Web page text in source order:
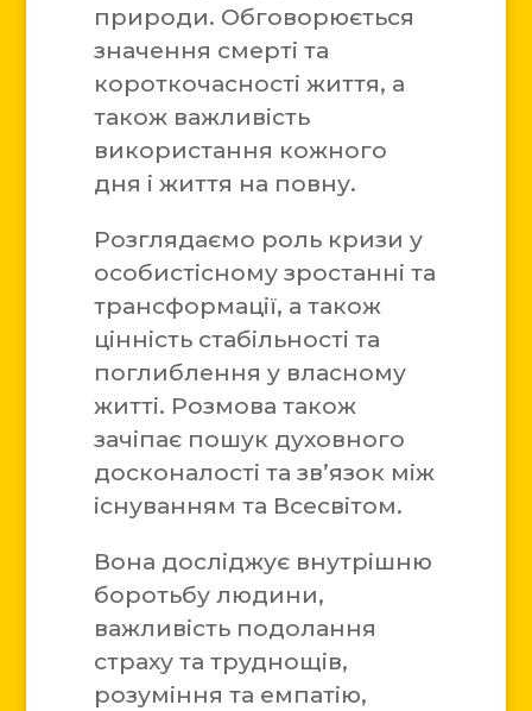
природи. Обговорюється
значення смерті та
короткочасності життя, а
також важливість
використання кожного
дня і життя на повну.
Розглядаємо роль кризи у
особистісному зростанні та
трансформації, а також
цінність стабільності та
поглиблення у власному
житті. Розмова також
зачіпає пошук духовного
досконалості та зв’язок між
існуванням та Всесвітом.
Вона досліджує внутрішню
боротьбу людини,
важливість подолання
страху та труднощів,
розуміння та емпатію,